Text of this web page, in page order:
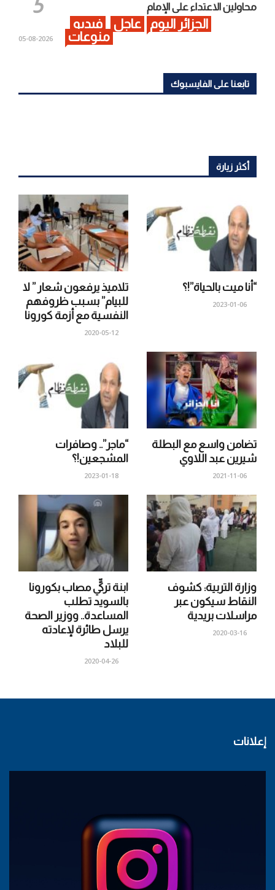
محاولين الاعتداء على الإمام
الجزائر اليوم عاجل
فيديو
منوعات
2026-08-05
تابعنا على الفايسبوك
أكثر زيارة
تلاميذ يرفعون شعار ” لا
للبيام” بسبب ظروفهم
النفسية مع أزمة كورونا
2020-05-12
“أنا ميت بالحياة”!؟
2023-01-06
“ماجر”.. وصافرات
المشجعين!؟
2023-01-18
تضامن واسع مع البطلة
شيرين عبد اللاوي
2021-11-06
ابنة تركيٍّ مصاب بكورونا
بالسويد تطلب
المساعدة.. ووزير الصحة
يرسل طائرة لإعادته
للبلاد
2020-04-26
وزارة التربية: كشوف
النقاط سيكون عبر
مراسلات بريدية
2020-03-16
إعلانات